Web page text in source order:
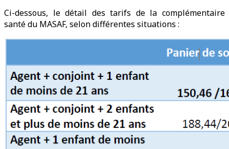
Ci-dessous, le détail des tarifs de la complémentaire
santé du MASAF, selon différentes situations :